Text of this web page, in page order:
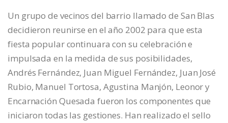
Un grupo de vecinos del barrio llamado de San Blas
decidieron reunirse en el año 2002 para que esta
fiesta popular continuara con su celebración e
impulsada en la medida de sus posibilidades,
Andrés Fernández, Juan Miguel Fernández, Juan José
Rubio, Manuel Tortosa, Agustina Manjón, Leonor y
Encarnación Quesada fueron los componentes que
iniciaron todas las gestiones. Han realizado el sello